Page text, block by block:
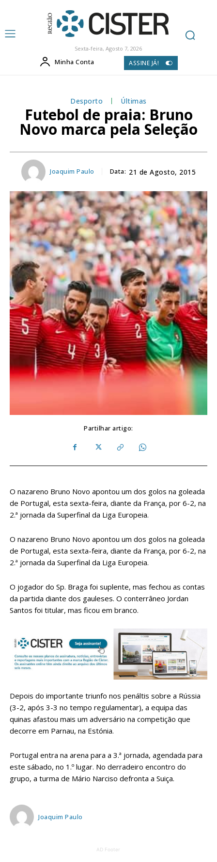
Sexta-feira, Agosto 7, 2026
Minha Conta ASSINE JÁ!
Desporto Últimas
Futebol de praia: Bruno
Novo marca pela Seleção
Joaquim Paulo Data: 21 de Agosto, 2015
Partilhar artigo:
O nazareno Bruno Novo apontou um dos golos na goleada
de Portugal, esta sexta-feira, diante da França, por 6-2, na
2.ª jornada da Superfinal da Liga Europeia.
O nazareno Bruno Novo apontou um dos golos na goleada
de Portugal, esta sexta-feira, diante da França, por 6-2, na
2.ª jornada da Superfinal da Liga Europeia.
O jogador do Sp. Braga foi suplente, mas fechou as contas
da partida diante dos gauleses. O conterrâneo Jordan
Santos foi titular, mas ficou em branco.
Depois do importante triunfo nos penáltis sobre a Rússia
(3-2, após 3-3 no tempo regulamentar), a equipa das
quinas afastou mais um adversário na competição que
decorre em Parnau, na Estónia.
Portugal entra na arena para a 3.ª jornada, agendada para
este sábado, no 1.º lugar. No derradeiro encontro do
grupo, a turma de Mário Narciso defronta a Suiça.
Joaquim Paulo
AD Footer